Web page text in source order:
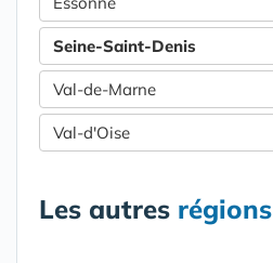
Seine-Saint-Denis
Val-de-Marne
Val-d'Oise
Les autres régions